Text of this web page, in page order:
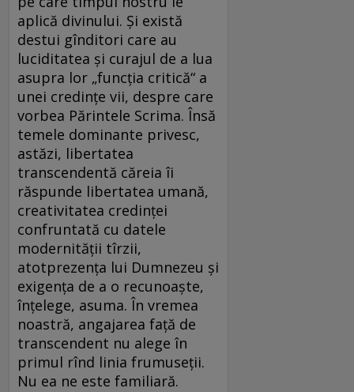
aplică divinului. Şi există
destui gînditori care au
luciditatea şi curajul de a lua
asupra lor „funcţia critică“ a
unei credinţe vii, despre care
vorbea Părintele Scrima. Însă
temele dominante privesc,
astăzi, libertatea
transcendentă căreia îi
răspunde libertatea umană,
creativitatea credinţei
confruntată cu datele
modernităţii tîrzii,
atotprezenţa lui Dumnezeu şi
exigenţa de a o recunoaşte,
înţelege, asuma. În vremea
noastră, angajarea faţă de
transcendent nu alege în
primul rînd linia frumuseţii.
Nu ea ne este familiară.